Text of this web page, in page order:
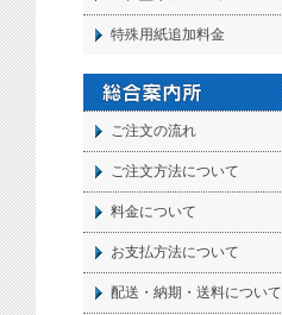
特殊用紙追加料金
ご注文の流れ
ご注文方法について
料金について
お支払方法について
配送・納期・送料について